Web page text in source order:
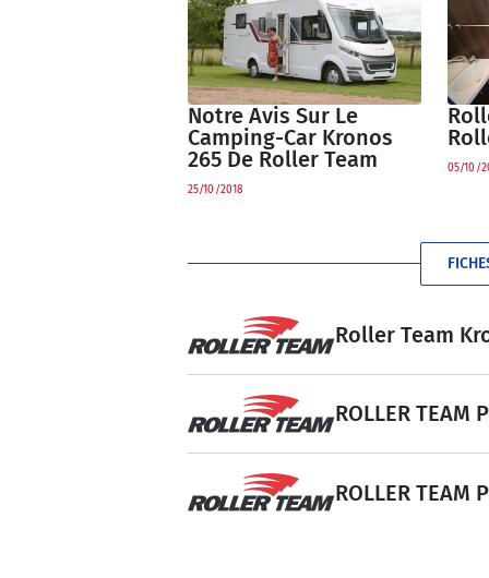
Notre Avis Sur Le
Camping-Car Kronos
265 De Roller Team
25/10/2018
05/10/
Roller Team
ROLLER TEAM
ROLLER TEAM